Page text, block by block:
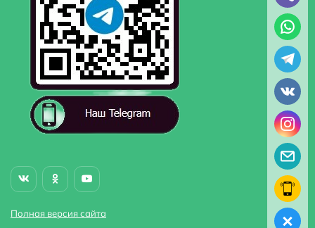
Полная версия сайта